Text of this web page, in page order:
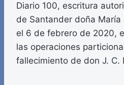
Diario 100, escritura
de Santander doña María
el 6 de febrero de 2020,
las operaciones
fallecimiento de don J. C.